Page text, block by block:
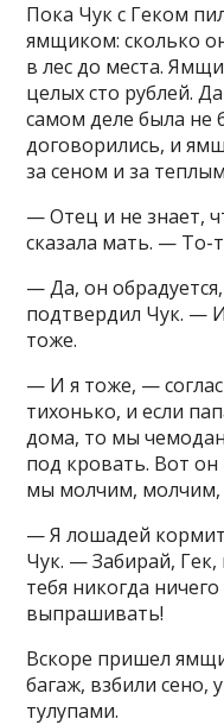
Пока Чук с Геком
ямщиком: сколько
в лес до места.
целых сто рублей.
самом деле была не
договорились, и
за сеном и за
— Отец и не знает,
сказала мать. — То-
— Да, он
подтвердил Чук. —
тоже.
— И я тоже, —
тихонько, и если
дома, то мы
под кровать. Вот он
мы молчим, молчим,
— Я лошадей
Чук. — Забирай, Гек,
тебя никогда
выпрашивать!
Вскоре пришел
багаж, взбили сено,
тулупами.